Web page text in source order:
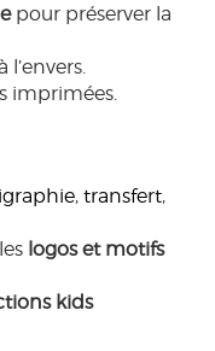
pour préserver la
l’envers.
imprimées.
, transfert,
logos et motifs
kids